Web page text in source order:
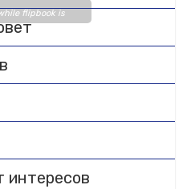
flipbook is
related info,